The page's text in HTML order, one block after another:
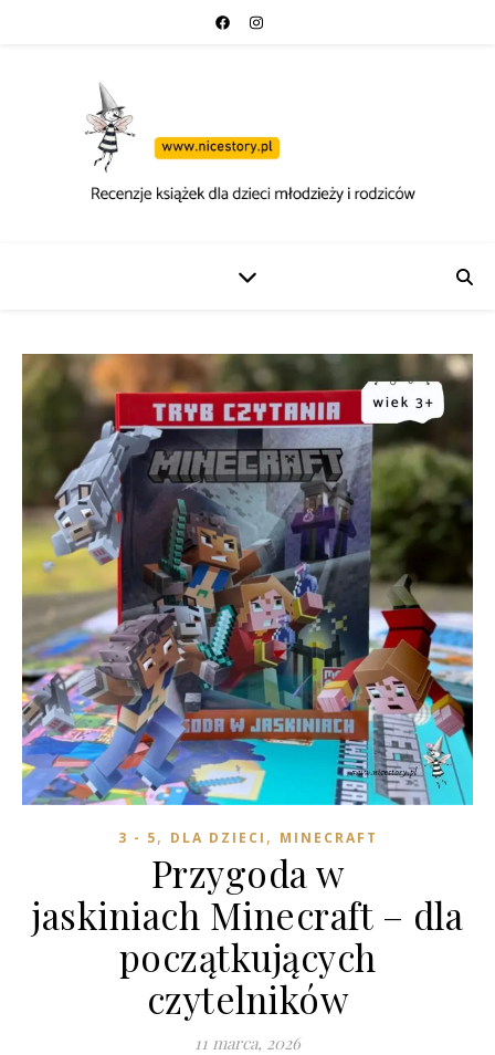
3 - 5, DLA DZIECI , MINECRAFT
Przygoda w
jaskiniach Minecraft – dla
początkujących
czytelników
11 marca, 2026